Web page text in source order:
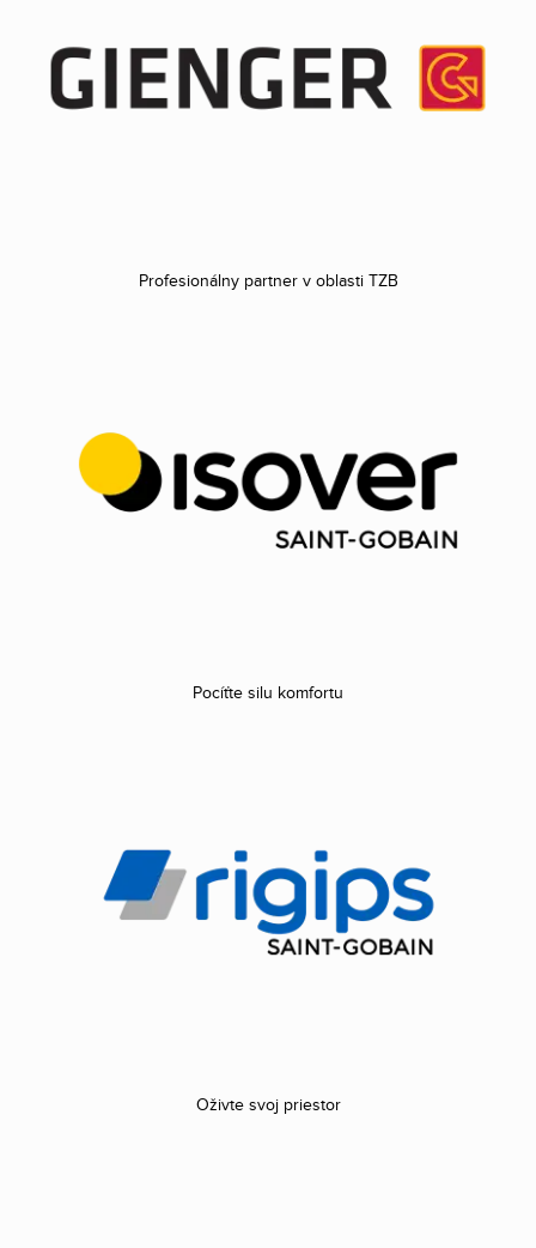
Profesionálny partner v oblasti TZB
Pocíťte silu komfortu
Oživte svoj priestor